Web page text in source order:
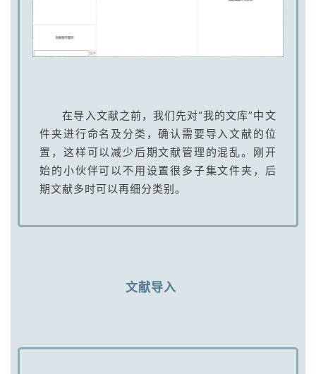
在导入文献之前，我们先对“我的文库”中文
件夹进行命名及分类，确认需要导入文献的位
置，这样可以减少后期文献管理的混乱。刚开
始的小伙伴可以不用设置很多子集文件夹，后
期文献多时可以再细分类别。
文献导入